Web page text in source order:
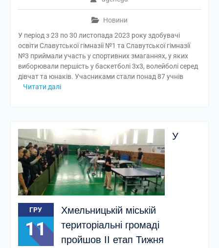
Новини
У період з 23 по 30 листопада 2023 року здобувачі
освіти Славутської гімназії №1 та Славутської гімназії
№3 приймали участь у спортивних змаганнях, у яких
виборювали першість у баскетболі 3х3, волейболі серед
дівчат та юнаків. Учасниками стали понад 87 учнів
Читати далі
ГРУ
11
У
Хмельницькій міській
територіальні громаді
пройшов ІІ етап Тижня